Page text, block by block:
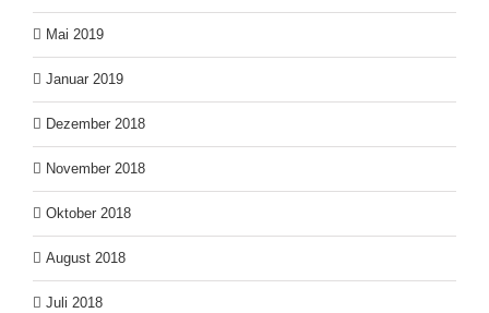
Mai 2019
Januar 2019
Dezember 2018
November 2018
Oktober 2018
August 2018
Juli 2018